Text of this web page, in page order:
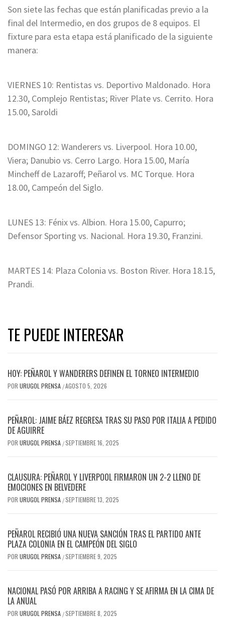
Son siete las fechas que están planificadas previo a la
final del Intermedio, en dos grupos de 8 equipos. El
fixture para esta etapa está planificado de la siguiente
manera:
VIERNES 10: Rentistas vs. Deportivo Maldonado. Hora
12.30, Complejo Rentistas; River Plate vs. Cerrito. Hora
15.00, Saroldi
DOMINGO 12: Wanderers vs. Liverpool. Hora 10.00,
Viera; Danubio vs. Cerro Largo. Hora 15.00, María
Mincheff de Lazaroff; Peñarol vs. MC Torque. Hora
18.00, Campeón del Siglo.
LUNES 13: Fénix vs. Albion. Hora 15.00, Capurro;
Defensor Sporting vs. Nacional. Hora 19.30, Franzini.
MARTES 14: Plaza Colonia vs. Boston River. Hora 18.15,
Prandi.
TE PUEDE INTERESAR
HOY: PEÑAROL Y WANDERERS DEFINEN EL TORNEO INTERMEDIO
POR URUGOL PRENSA /AGOSTO 5, 2026
PEÑAROL: JAIME BÁEZ REGRESA TRAS SU PASO POR ITALIA A PEDIDO
DE AGUIRRE
POR URUGOL PRENSA /SEPTIEMBRE 16, 2025
CLAUSURA: PEÑAROL Y LIVERPOOL FIRMARON UN 2-2 LLENO DE
EMOCIONES EN BELVEDERE
POR URUGOL PRENSA /SEPTIEMBRE 13, 2025
PEÑAROL RECIBIÓ UNA NUEVA SANCIÓN TRAS EL PARTIDO ANTE
PLAZA COLONIA EN EL CAMPEÓN DEL SIGLO
POR URUGOL PRENSA /SEPTIEMBRE 9, 2025
NACIONAL PASÓ POR ARRIBA A RACING Y SE AFIRMA EN LA CIMA DE
LA ANUAL
POR URUGOL PRENSA /SEPTIEMBRE 8, 2025